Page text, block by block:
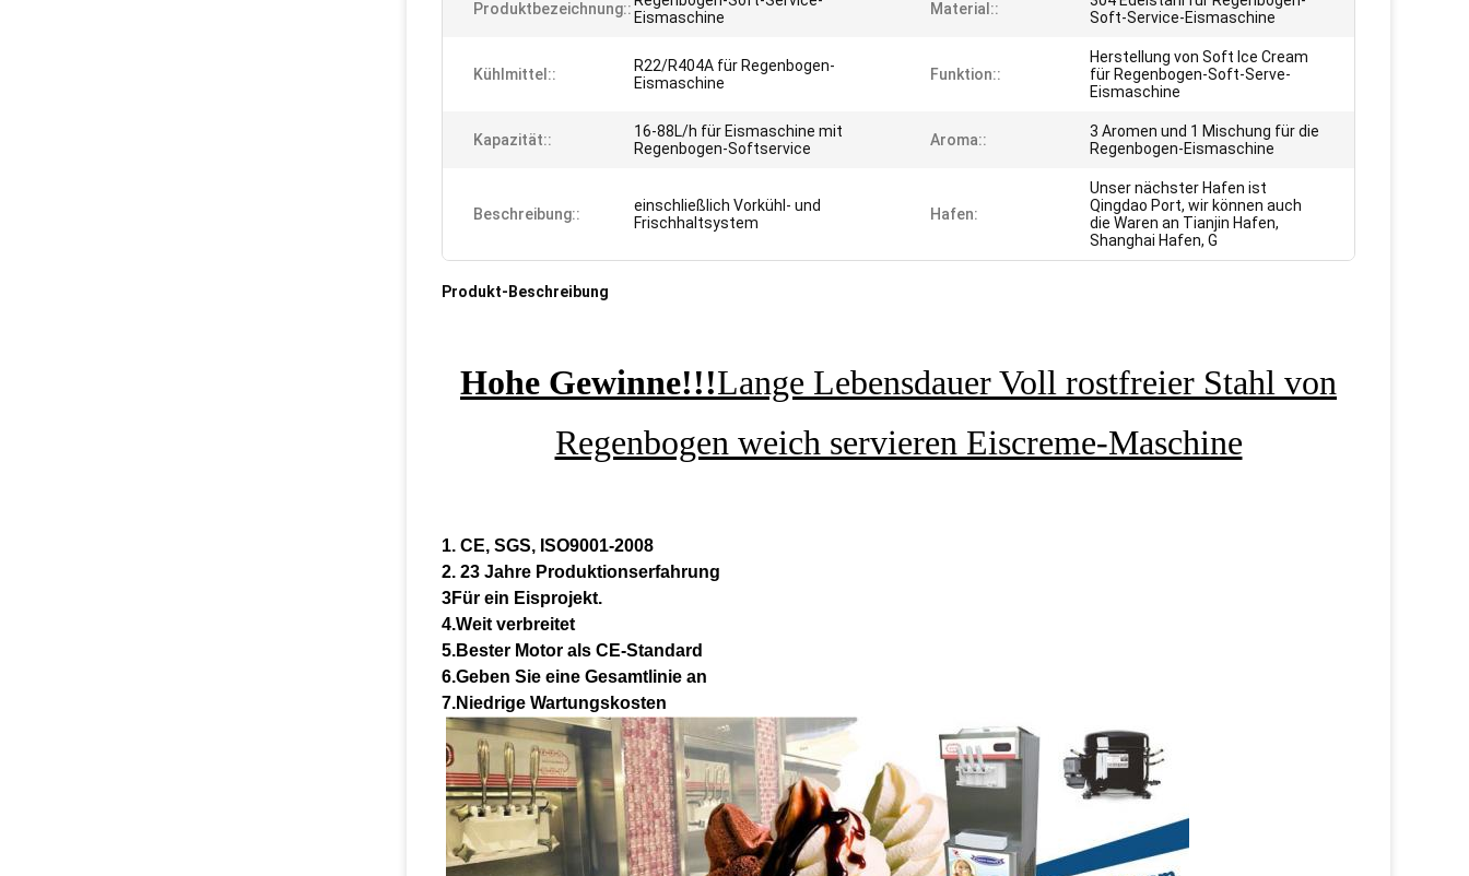
Produktbezeichnung:: Eismaschine
Material::
Soft-Service-Eismaschine
Kühlmittel::
R22/R404A für Regenbogen-
Eismaschine
Funktion::
Herstellung von Soft Ice Cream
für Regenbogen-Soft-Serve-
Eismaschine
Kapazität::
16-88L/h für Eismaschine mit
Regenbogen-Softservice
Aroma::
3 Aromen und 1 Mischung für die
Regenbogen-Eismaschine
Beschreibung::
einschließlich Vorkühl- und
Frischhaltsystem
Hafen:
Unser nächster Hafen ist
Qingdao Port, wir können auch
die Waren an Tianjin Hafen,
Shanghai Hafen, G
Produkt-Beschreibung
Hohe Gewinne!!!Lange Lebensdauer Voll rostfreier Stahl von
Regenbogen weich servieren Eiscreme-Maschine
1. CE, SGS, ISO9001-2008
2. 23 Jahre Produktionserfahrung
3Für ein Eisprojekt.
4.Weit verbreitet
5.Bester Motor als CE-Standard
6.Geben Sie eine Gesamtlinie an
7.Niedrige Wartungskosten